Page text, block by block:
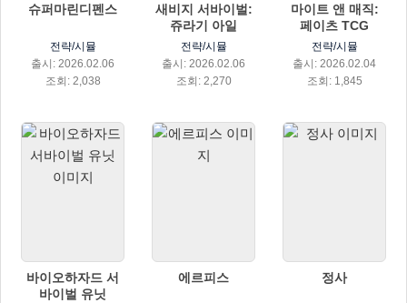
슈퍼마린디펜스
전략/시뮬
출시: 2026.02.06
조회: 2,038
새비지 서바이벌:
쥬라기 아일
전략/시뮬
출시: 2026.02.06
조회: 2,270
마이트 앤 매직:
페이츠 TCG
전략/시뮬
출시: 2026.02.04
조회: 1,845
바이오하자드 서
바이벌 유닛
에르피스 정사